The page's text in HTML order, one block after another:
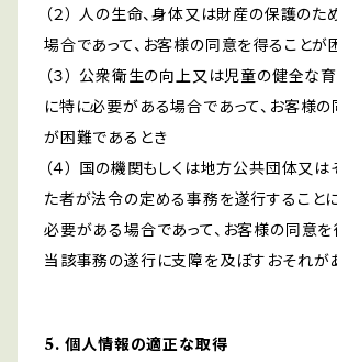
（２） 人の生命、身体又は財産の保護の
場合であって、お客様の同意を得ることが
（３） 公衆衛生の向上又は児童の健全な
に特に必要がある場合であって、お客様
が困難であるとき
（４） 国の機関もしくは地方公共団体又
た者が法令の定める事務を遂行すること
必要がある場合であって、お客様の同意を
当該事務の遂行に支障を及ぼすおそれが
5. 個人情報の適正な取得